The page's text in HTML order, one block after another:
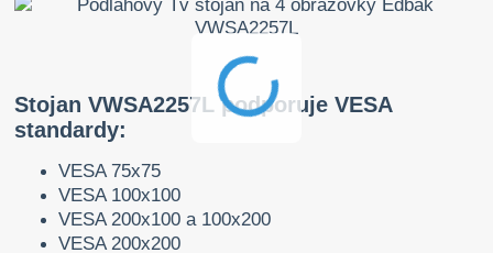
Stojan VWSA2257L podporuje VESA
standardy:
VESA 75x75
VESA 100x100
VESA 200x100 a 100x200
VESA 200x200